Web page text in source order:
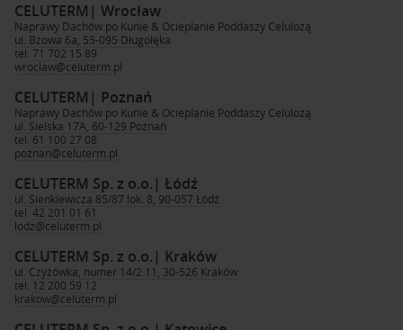
CELUTERM
Naprawy Dachów po Kunie & Ocieplanie Poddaszy Celulozą
| Wrocław
ul. Bzowa 6a, 55-095 Długołęka
tel. 71 702 15 89
wroclaw@celuterm.pl
CELUTERM
Naprawy Dachów po Kunie & Ocieplanie Poddaszy Celulozą
| Poznań
ul. Sielska 17A, 60-129 Poznań
tel. 61 100 27 08
poznan@celuterm.pl
CELUTERM Sp. z o.o. | Łódź
ul. Sienkiewicza 85/87 lok. 8, 90-057 Łódź
tel. 42 201 01 61
lodz@celuterm.pl
CELUTERM Sp. z o.o. | Kraków
ul. Czyżówka, numer 14/2.11, 30-526 Kraków
tel. 12 200 59 12
krakow@celuterm.pl